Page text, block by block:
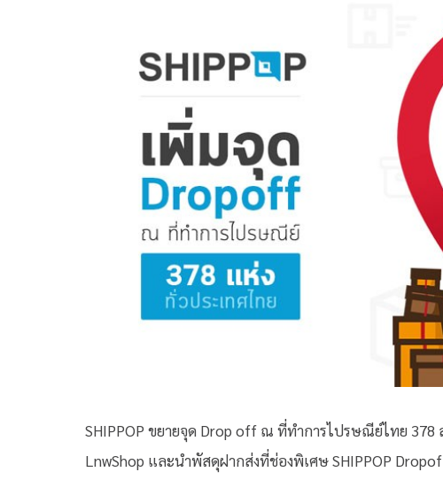
SHIPPOP ขยายจุด Drop off ณ ที่ทำการไปรษณีย์ไทย 378
LnwShop และนำพัสดุฝากส่งที่ช่องพิเศษ SHIPPOP